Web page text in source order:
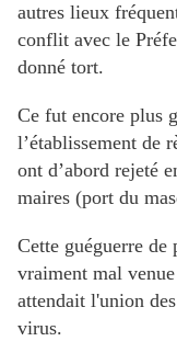
autres lieux
conflit avec le
donné tort.
Ce fut encore plus
l’établissement de
ont d’abord rejeté
maires (port du
Cette guéguerre de
vraiment mal
attendait l'union
virus.